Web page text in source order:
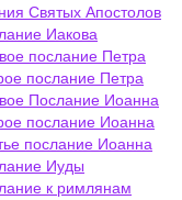
Святых Апостолов
Иакова
послание Петра
послание Петра
Послание Иоанна
послание Иоанна
послание Иоанна
Иуды
к римлянам